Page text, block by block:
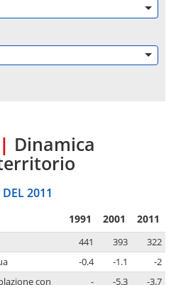
| Dinamica
2011
1991 2001 2011
441 393
322
-0.4 -1.1
-2
con
- -5.3 -3.7